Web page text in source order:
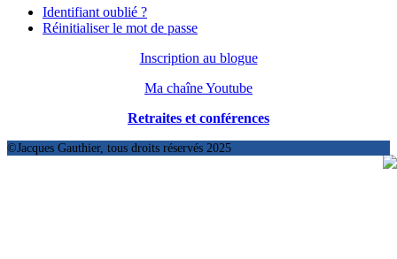
Identifiant oublié ?
Réinitialiser le mot de passe
Inscription au blogue
Ma chaîne Youtube
Retraites et conférences
©Jacques Gauthier, tous droits réservés 2025